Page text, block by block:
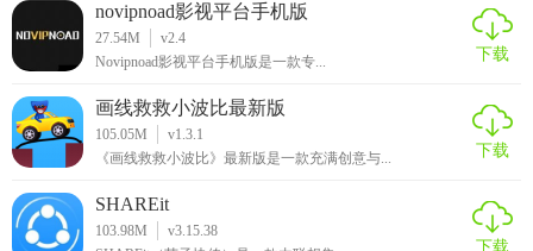
novipnoad影视平台手机版
27.54M
v2.4
Novipnoad影视平台手机版是一款专...
下载
画线救救小波比最新版
105.05M
v1.3.1
《画线救救小波比》最新版是一款充满创意与...
下载
SHAREit
103.98M
v3.15.38
下载